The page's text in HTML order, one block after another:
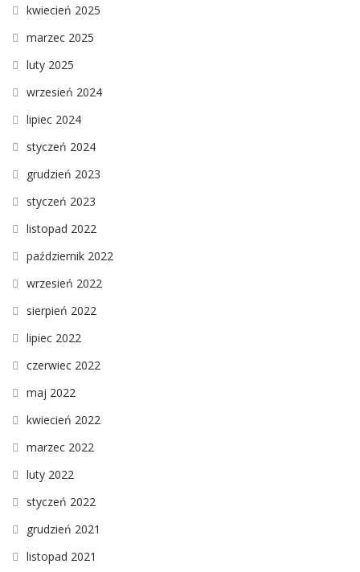
kwiecień 2025
marzec 2025
luty 2025
wrzesień 2024
lipiec 2024
styczeń 2024
grudzień 2023
styczeń 2023
listopad 2022
październik 2022
wrzesień 2022
sierpień 2022
lipiec 2022
czerwiec 2022
maj 2022
kwiecień 2022
marzec 2022
luty 2022
styczeń 2022
grudzień 2021
listopad 2021